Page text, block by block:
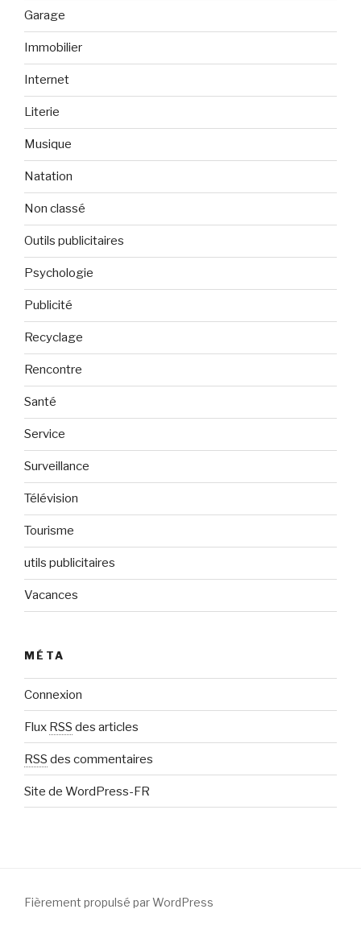
Garage
Immobilier
Internet
Literie
Musique
Natation
Non classé
Outils publicitaires
Psychologie
Publicité
Recyclage
Rencontre
Santé
Service
Surveillance
Télévision
Tourisme
utils publicitaires
Vacances
MÉTA
Connexion
Flux RSS des articles
RSS des commentaires
Site de WordPress-FR
Fièrement propulsé par WordPress